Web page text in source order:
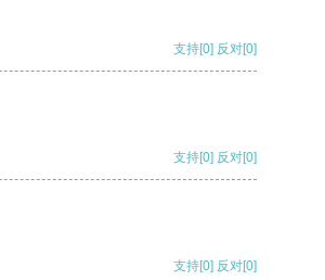
支持[0] 反对[0]
支持[0] 反对[0]
支持[0] 反对[0]